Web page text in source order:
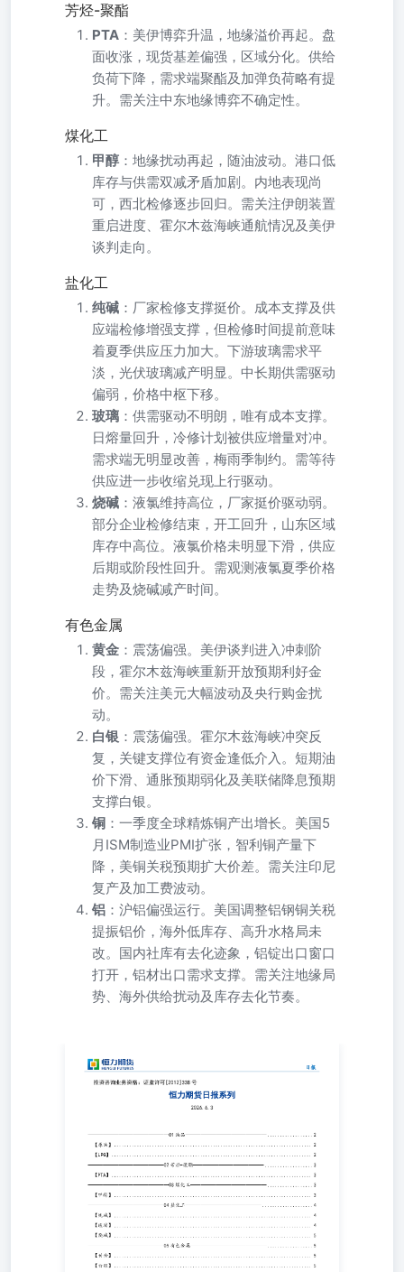
芳烃-聚酯
PTA ：美伊博弈升温，地缘溢价再起。盘
面收涨，现货基差偏强，区域分化。供给
负荷下降，需求端聚酯及加弹负荷略有提
升。需关注中东地缘博弈不确定性。
煤化工
甲醇 ：地缘扰动再起，随油波动。港口低
库存与供需双减矛盾加剧。内地表现尚
可，西北检修逐步回归。需关注伊朗装置
重启进度、霍尔木兹海峡通航情况及美伊
谈判走向。
盐化工
纯碱 ：厂家检修支撑挺价。成本支撑及供
应端检修增强支撑，但检修时间提前意味
着夏季供应压力加大。下游玻璃需求平
淡，光伏玻璃减产明显。中长期供需驱动
偏弱，价格中枢下移。
玻璃 ：供需驱动不明朗，唯有成本支撑。
日熔量回升，冷修计划被供应增量对冲。
需求端无明显改善，梅雨季制约。需等待
供应进一步收缩兑现上行驱动。
烧碱 ：液氯维持高位，厂家挺价驱动弱。
部分企业检修结束，开工回升，山东区域
库存中高位。液氯价格未明显下滑，供应
后期或阶段性回升。需观测液氯夏季价格
走势及烧碱减产时间。
有色金属
黄金 ：震荡偏强。美伊谈判进入冲刺阶
段，霍尔木兹海峡重新开放预期利好金
价。需关注美元大幅波动及央行购金扰
动。
白银 ：震荡偏强。霍尔木兹海峡冲突反
复，关键支撑位有资金逢低介入。短期油
价下滑、通胀预期弱化及美联储降息预期
支撑白银。
铜 ：一季度全球精炼铜产出增长。美国5
月ISM制造业PMI扩张，智利铜产量下
降，美铜关税预期扩大价差。需关注印尼
复产及加工费波动。
铝 ：沪铝偏强运行。美国调整铝钢铜关税
提振铝价，海外低库存、高升水格局未
改。国内社库有去化迹象，铝锭出口窗口
打开，铝材出口需求支撑。需关注地缘局
势、海外供给扰动及库存去化节奏。
油】
——————————————...................3【PTA】
———————————————..................3【甲醇】
———————————————....................4【纯碱】
碱】
金】..............................................................................5【白
银】..............................................................................5
附录：各版块日度数据监测
续回升，中东和平预期回落 基本面：中东局势突变，伊朗
峡通航情况持续低迷，且市场对海峡内水雷的担忧加剧。
前油品已进入需求旺季，产油国原油出口量呈下滑趋势，